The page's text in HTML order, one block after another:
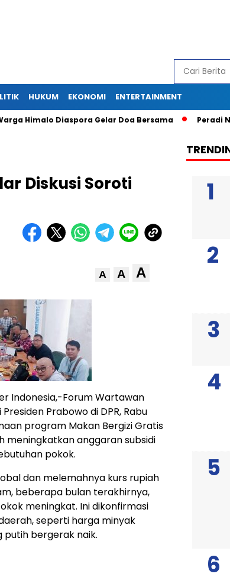
HUKUM EKONOMI ENTERTAINMENT
Diaspora Gelar Doa Bersama Peradi
Diskusi Soroti
A A A
Indonesia,-Forum Wartawan
Prabowo di DPR, Rabu
program Makan Bergizi Gratis
meningkatkan anggaran subsidi
pokok.
dan melemahnya kurs rupiah
beberapa bulan terakhirnya,
meningkat. Ini dikonfirmasi
seperti harga minyak
bergerak naik.